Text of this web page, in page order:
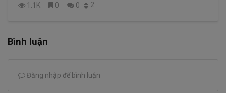
1.1K 0 0 2
Bình luận
Đăng nhập để bình luận